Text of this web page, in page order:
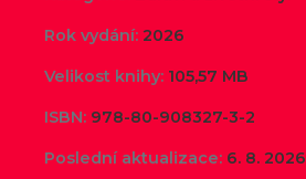
Rok vydání: 2026
Velikost knihy: 105,57 MB
ISBN: 978-80-908327-3-2
Poslední aktualizace: 6. 8. 2026